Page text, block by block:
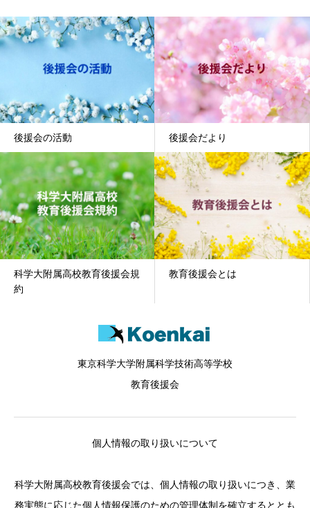
後援会の活動 後援会だより
科学大附属高校教育後援会規
約
教育後援会とは
東京科学大学附属科学技術高等学校
教育後援会
個人情報の取り扱いについて
科学大附属高校教育後援会では、個人情報の取り扱いにつき、業
務実態に応じた個人情報保護のための管理体制を確立するととも